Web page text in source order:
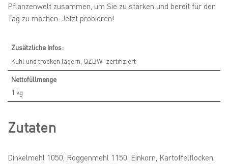
Pflanzenwelt zusammen, um Sie zu stärken und bereit für den
Tag zu machen. Jetzt probieren!
Zusätzliche Infos:
Kühl und trocken lagern, QZBW-zertifiziert
Nettofüllmenge
1 kg
Zutaten
Dinkelmehl 1050, Roggenmehl 1150, Einkorn, Kartoffelflocken,